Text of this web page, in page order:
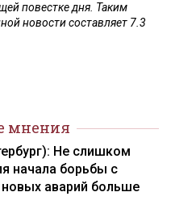
повестке дня. Таким
новости составляет 7.3
мнения
Не слишком
начала борьбы с
аварий больше